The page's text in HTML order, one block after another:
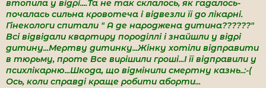
втопила у відрі....Та не так склалось, як гадалось-
почалась сильна кровотеча і відвезли її до лікарні.
Гінекологи спитали " А де народжена дитина??????"
Всі відвідали квартиру породіллі і знайшли у відрі
дитину...Мертву дитинку...Жінку хотіли відправити
в тюрьму, проте Все вирішили гроші...І її відправили у
психлікарню...Шкода, що відмінили смертну казнь..:-(
Ось, коли справді краще робити аборти...